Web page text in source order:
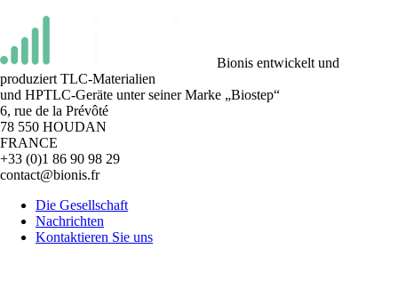
Bionis entwickelt und
produziert TLC-Materialien
und HPTLC-Geräte unter seiner Marke „Biostep“
6, rue de la Prévôté
78 550 HOUDAN
FRANCE
+33 (0)1 86 90 98 29
contact@bionis.fr
Die Gesellschaft
Nachrichten
Kontaktieren Sie uns